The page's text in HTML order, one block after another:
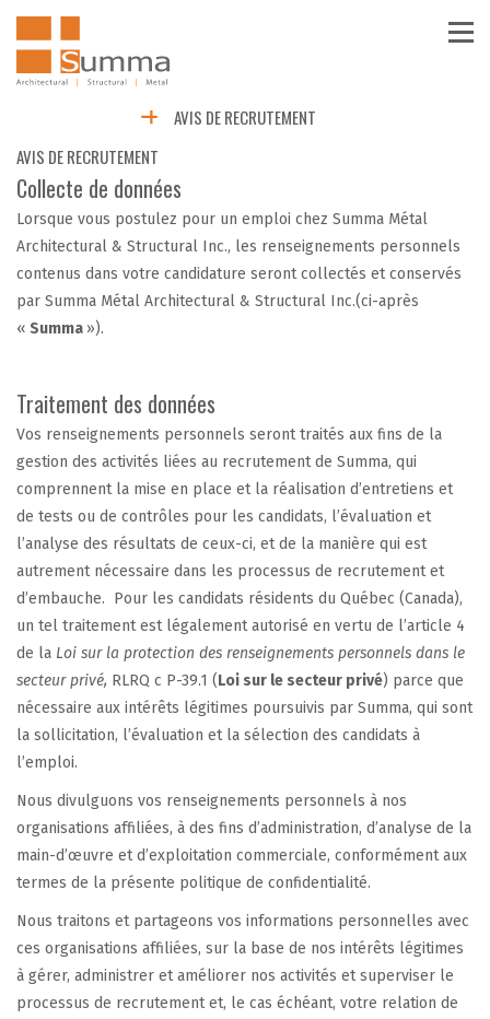
AVIS DE RECRUTEMENT
AVIS DE RECRUTEMENT
Collecte de données
Lorsque vous postulez pour un emploi chez Summa Métal
Architectural & Structural Inc., les renseignements personnels
contenus dans votre candidature seront collectés et conservés
par Summa Métal Architectural & Structural Inc.(ci-après
« Summa »).
Traitement des données
Vos renseignements personnels seront traités aux fins de la
gestion des activités liées au recrutement de Summa, qui
comprennent la mise en place et la réalisation d’entretiens et
de tests ou de contrôles pour les candidats, l’évaluation et
l’analyse des résultats de ceux-ci, et de la manière qui est
autrement nécessaire dans les processus de recrutement et
d’embauche. Pour les candidats résidents du Québec (Canada),
un tel traitement est légalement autorisé en vertu de l’article 4
de la Loi sur la protection des renseignements personnels dans le
secteur privé, RLRQ c P-39.1 (Loi sur le secteur privé) parce que
nécessaire aux intérêts légitimes poursuivis par Summa, qui sont
la sollicitation, l’évaluation et la sélection des candidats à
l’emploi.
Nous divulguons vos renseignements personnels à nos
organisations affiliées, à des fins d’administration, d’analyse de la
main-d’œuvre et d’exploitation commerciale, conformément aux
termes de la présente politique de confidentialité.
Nous traitons et partageons vos informations personnelles avec
ces organisations affiliées, sur la base de nos intérêts légitimes
à gérer, administrer et améliorer nos activités et superviser le
processus de recrutement et, le cas échéant, votre relation de